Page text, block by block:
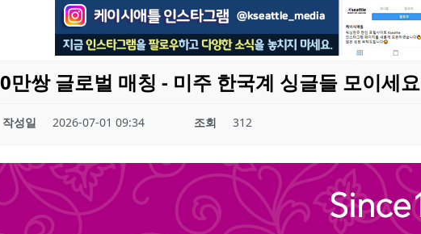
쌍 글로벌 매칭 - 미주 한국계 싱글들 모이세요
작성일 2026-07-01 09:34 조회 312